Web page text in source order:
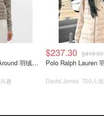
lululemon Down and Around 羽绒夹克
趣
$237.30 $419.00
Polo Ralph Lauren
David Jones 700人